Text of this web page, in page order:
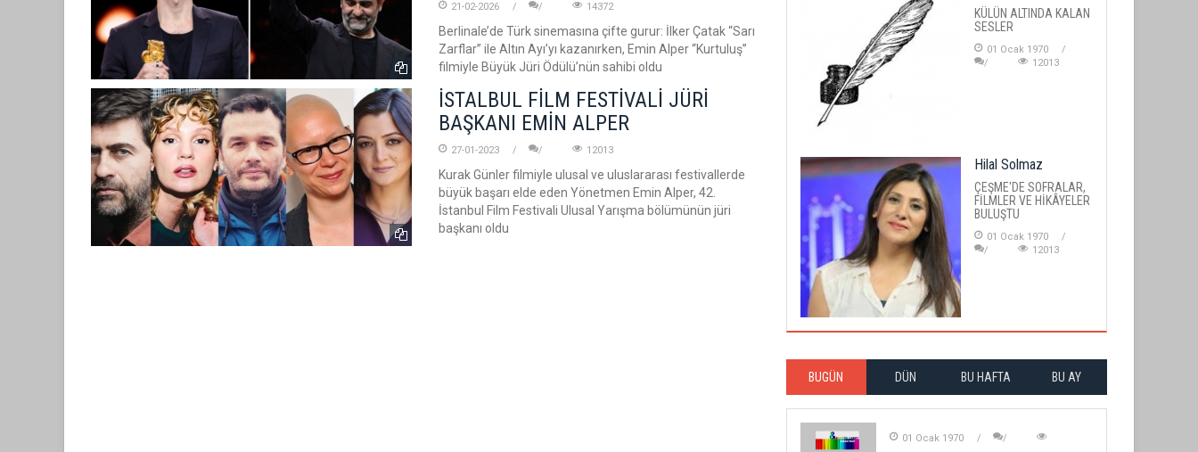
21-02-2026 14372
Berlinale’de Türk sinemasına çifte gurur: İlker Çatak “Sarı
Zarflar” ile Altın Ayı’yı kazanırken, Emin Alper “Kurtuluş”
filmiyle Büyük Jüri Ödülü’nün sahibi oldu
İSTALBUL FİLM FESTİVALİ JÜRİ
BAŞKANI EMİN ALPER
27-01-2023 12013
Kurak Günler filmiyle ulusal ve uluslararası festivallerde
büyük başarı elde eden Yönetmen Emin Alper, 42.
İstanbul Film Festivali Ulusal Yarışma bölümünün jüri
başkanı oldu
KÜLÜN ALTINDA KALAN
SESLER
01 Ocak 1970
12013
Hilal Solmaz
ÇEŞME'DE SOFRALAR,
FİLMLER VE HİKÂYELER
BULUŞTU
01 Ocak 1970
12013
BUGÜN DÜN BU HAFTA BU AY
01 Ocak 1970